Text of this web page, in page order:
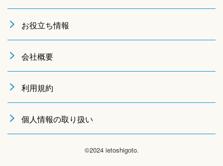
お役立ち情報
会社概要
利用規約
個人情報の取り扱い
©2024 ietoshigoto.